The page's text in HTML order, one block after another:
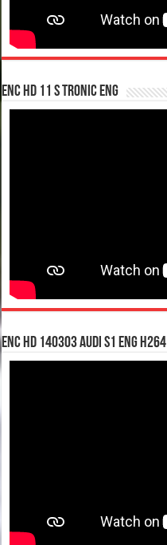
enc hd 11 S tronic ENG
enc hd 140303 Audi S1 ENG H264